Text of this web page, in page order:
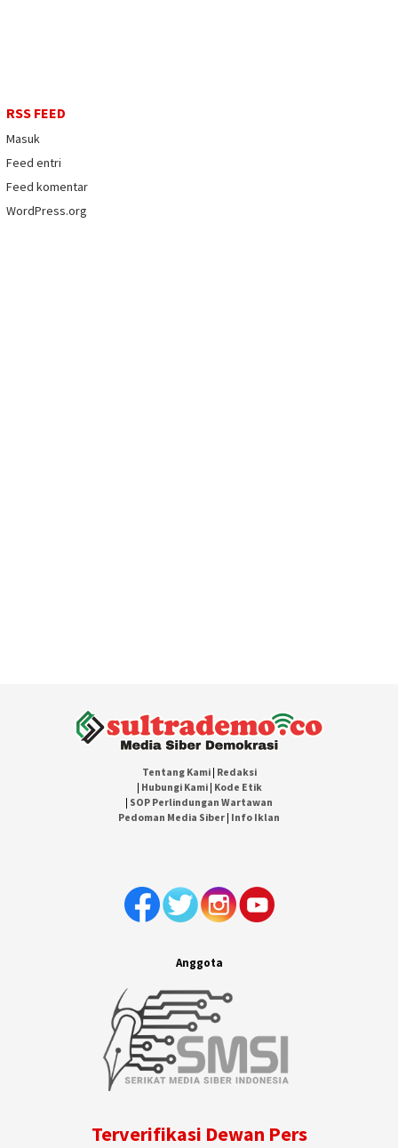
RSS FEED
Masuk
Feed entri
Feed komentar
WordPress.org
Tentang Kami| Redaksi
| Hubungi Kami| Kode Etik
| SOP Perlindungan Wartawan
Pedoman Media Siber | Info Iklan
Anggota
Terverifikasi Dewan Pers